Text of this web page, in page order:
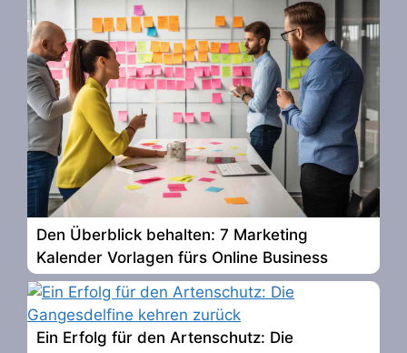
Den Überblick behalten: 7 Marketing
Kalender Vorlagen fürs Online Business
Ein Erfolg für den Artenschutz: Die